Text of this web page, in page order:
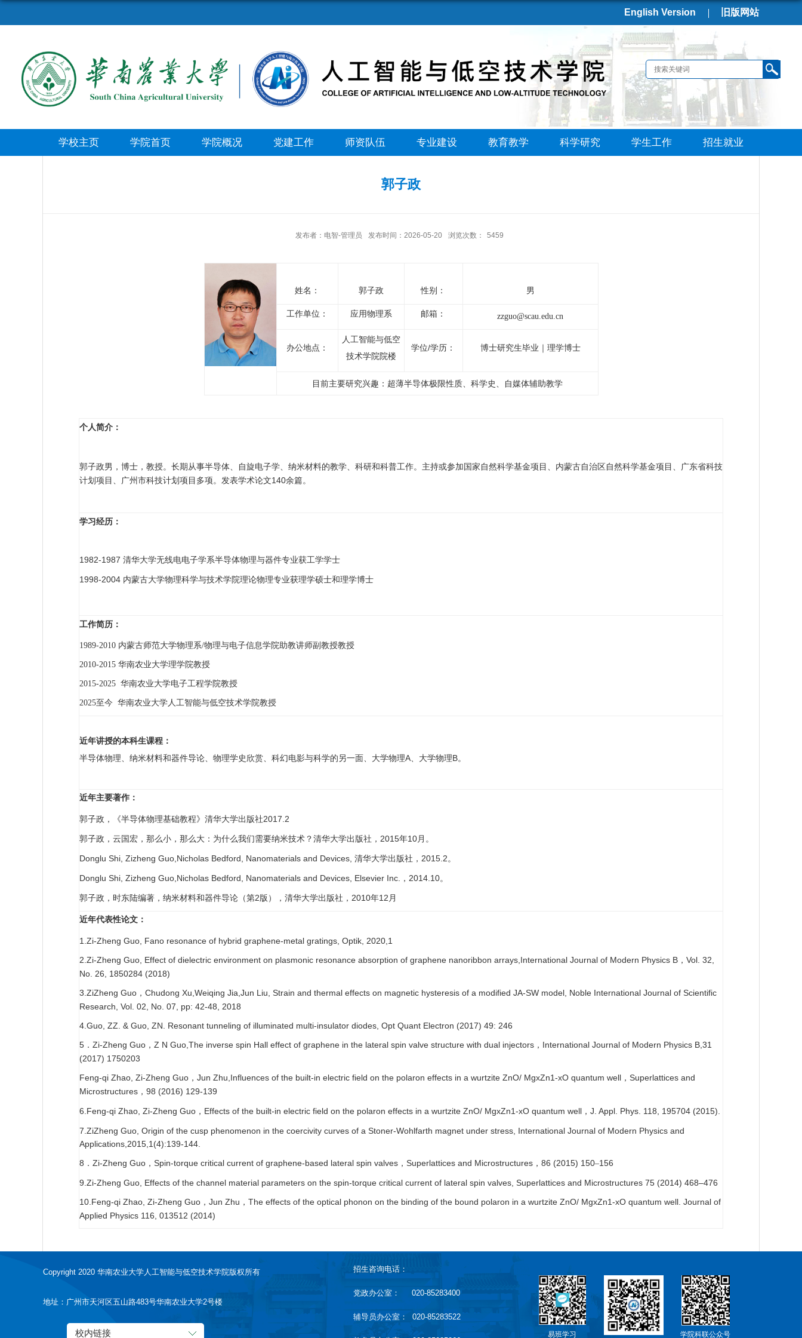
English Version 旧版网站
学校主页 学院首页 学院概况 党建工作 师资队伍 专业建设 教育教学 科学研究 学生工作 招生就业
郭子政
发布者：电智-管理员 发布时间：2026-05-20 浏览次数： 5459
姓名： 郭子政 性别： 男
工作单位： 应用物理系 邮箱： zzguo@scau.edu.cn
办公地点：
人工智能与低空
技术学院院楼
学位/学历： 博士研究生毕业｜理学博士
目前主要研究兴趣：超薄半导体极限性质、科学史、自媒体辅助教学
个人简介：
郭子政男，博士，教授。长期从事半导体、自旋电子学、纳米材料的教学、科研和科普工作。主持或参加国家自然科学基金项目、内蒙古自治区自然科学基金项目、广东省科技
计划项目、广州市科技计划项目多项。发表学术论文140余篇。
学习经历 ：
1982-1987 清华大学无线电电子学系半导体物理与器件专业获工学学士
1998-2004 内蒙古大学物理科学与技术学院理论物理专业获理学硕士和理学博士
工作简历 ：
1989-2010 内蒙古师范大学物理系/物理与电子信息学院助教讲师副教授教授
2010-2015 华南农业大学理学院教授
2015-2025 华南农业大学电子工程学院教授
2025至今 华南农业大学人工智能与低空技术学院教授
近年讲授的本科生课程 ：
半导体物理、纳米材料和器件导论、物理学史欣赏、科幻电影与科学的另一面、大学物理A 、大学物理B。
近年主要著作：
郭子政，《半导体物理基础教程》清华大学出版社2017.2
郭子政，云国宏，那么小，那么大：为什么我们需要纳米技术？清华大学出版社， 2015年10月。
Donglu Shi, Zizheng Guo,Nicholas Bedford, Nanomaterials and Devices, 清华大学出版社， 2015.2。
Donglu Shi, Zizheng Guo,Nicholas Bedford, Nanomaterials and Devices, Elsevier Inc. ， 2014.10。
郭子政，时东陆编著，纳米材料和器件导论（第2版），清华大学出版社， 2010年12 月
近年代表性论文：
1.Zi-Zheng Guo, Fano resonance of hybrid graphene-metal gratings, Optik, 2020,1
2.Zi-Zheng Guo, Effect of dielectric environment on plasmonic resonance absorption of graphene nanoribbon arrays,International Journal of Modern Physics B ， Vol. 32,
No. 26, 1850284 (2018)
3.ZiZheng Guo ， Chudong Xu,Weiqing Jia,Jun Liu, Strain and thermal effects on magnetic hysteresis of a modified JA-SW model, Noble International Journal of Scientific
Research, Vol. 02, No. 07, pp: 42-48, 2018
4.Guo, ZZ. & Guo, ZN. Resonant tunneling of illuminated multi-insulator diodes, Opt Quant Electron (2017) 49: 246
5 ． Zi-Zheng Guo ， Z N Guo,The inverse spin Hall effect of graphene in the lateral spin valve structure with dual injectors ， International Journal of Modern Physics B,31
(2017) 1750203
Feng-qi Zhao, Zi-Zheng Guo ， Jun Zhu,Influences of the built-in electric field on the polaron effects in a wurtzite ZnO/ MgxZn1-xO quantum well ， Superlattices and
Microstructures ， 98 (2016) 129-139
6.Feng-qi Zhao, Zi-Zheng Guo ， Effects of the built-in electric field on the polaron effects in a wurtzite ZnO/ MgxZn1-xO quantum well ， J. Appl. Phys. 118, 195704 (2015).
7.ZiZheng Guo, Origin of the cusp phenomenon in the coercivity curves of a Stoner-Wohlfarth magnet under stress, International Journal of Modern Physics and
Applications,2015,1(4):139-144.
8 ． Zi-Zheng Guo ， Spin-torque critical current of graphene-based lateral spin valves ， Superlattices and Microstructures ， 86 (2015) 150–156
9.Zi-Zheng Guo, Effects of the channel material parameters on the spin-torque critical current of lateral spin valves, Superlattices and Microstructures 75 (2014) 468–476
10.Feng-qi Zhao, Zi-Zheng Guo ， Jun Zhu ， The effects of the optical phonon on the binding of the bound polaron in a wurtzite ZnO/ MgxZn1-xO quantum well. Journal of
Applied Physics 116, 013512 (2014)
Copyright 2020 华南农业大学人工智能与低空技术学院版权所有
地址：广州市天河区五山路483号华南农业大学2号楼
校内链接
招生咨询电话：
党政办公室： 020-85283400
辅导员办公室： 020-85283522
易班学习 学院科联公众号